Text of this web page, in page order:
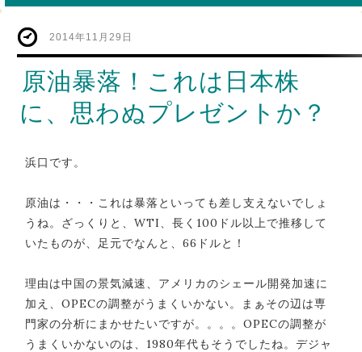
2014年11月29日
原油暴落！これは日本株
に、思わぬプレゼントか？
浜口です。
原油は・・・これは暴落といっても差し支えないでしょ
うね。ざっくりと、WTI、長く100ドル以上で推移して
いたものが、足元でなんと、66ドルと！
理由は中国の景気減速、アメリカのシェール開発加速に
加え、OPECの調整がうまくいかない。まぁその辺は専
門家の分析にまかせたいですが。。。。OPECの調整が
うまくいかないのは、1980年代もそうでしたね。デジャ